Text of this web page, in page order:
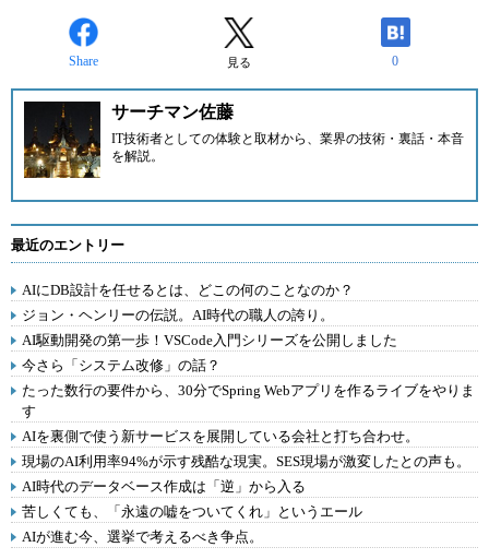
Share 見る 0
サーチマン佐藤
IT技術者としての体験と取材から、業界の技術・裏話・本音
を解説。
最近のエントリー
AIにDB設計を任せるとは、どこの何のことなのか？
ジョン・ヘンリーの伝説。AI時代の職人の誇り。
AI駆動開発の第一歩！VSCode入門シリーズを公開しました
今さら「システム改修」の話？
たった数行の要件から、30分でSpring Webアプリを作るライブをやりま
す
AIを裏側で使う新サービスを展開している会社と打ち合わせ。
現場のAI利用率94%が示す残酷な現実。SES現場が激変したとの声も。
AI時代のデータベース作成は「逆」から入る
苦しくても、「永遠の嘘をついてくれ」というエール
AIが進む今、選挙で考えるべき争点。